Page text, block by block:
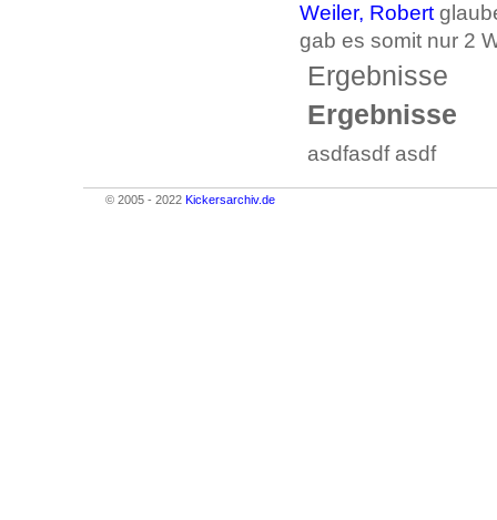
Weiler, Robert
gab es somit nur 2
Ergebnisse
Ergebnisse
asdfasdf asdf
© 2005 - 2022 Kickersarchiv.de